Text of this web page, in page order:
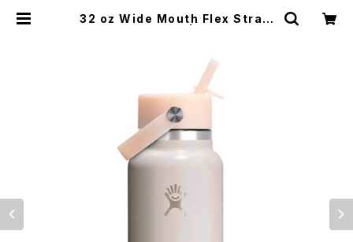
32 oz Wide Mouth Flex Straw